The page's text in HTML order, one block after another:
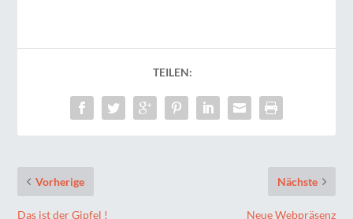
TEILEN:
Vorherige
Das ist der Gipfel !
Nächste
Neue Webpräsenz